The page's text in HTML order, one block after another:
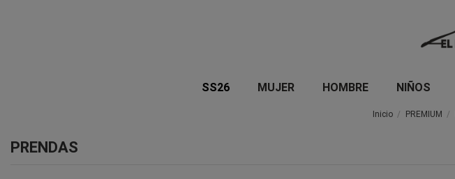
SS26 MUJER HOMBRE NIÑOS
Inicio PREMIUM
PRENDAS